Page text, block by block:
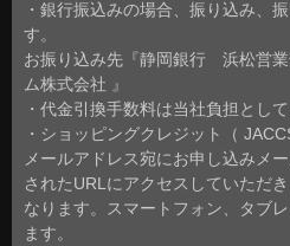
・銀行振込みの場合、振り込み、
す。
お振り込み先『静岡銀行 浜松営
ム株式会社 』
・代金引換手数料は当社負担として
・ショッピングクレジット（
メールアドレス宛にお申し込みメ
されたURLにアクセスしていただ
なります。スマートフォン、タブ
ます。